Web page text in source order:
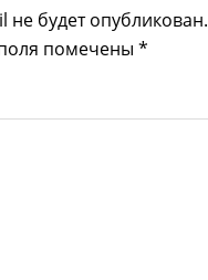
не будет опубликован.
помечены *